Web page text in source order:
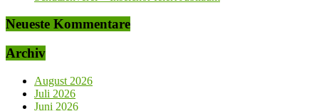
Neueste Kommentare
Archiv
August 2026
Juli 2026
Juni 2026